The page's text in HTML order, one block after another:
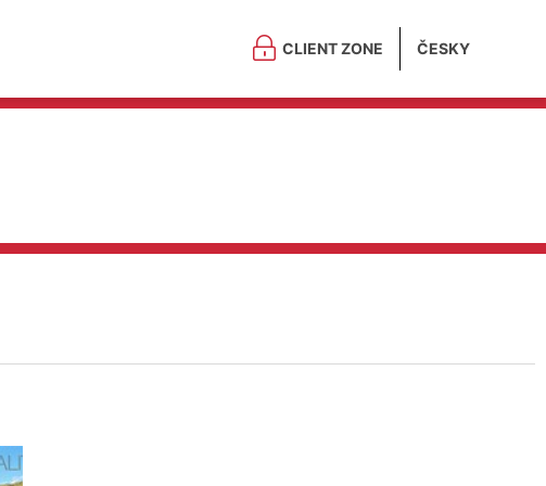
CLIENT ZONE ČESKY